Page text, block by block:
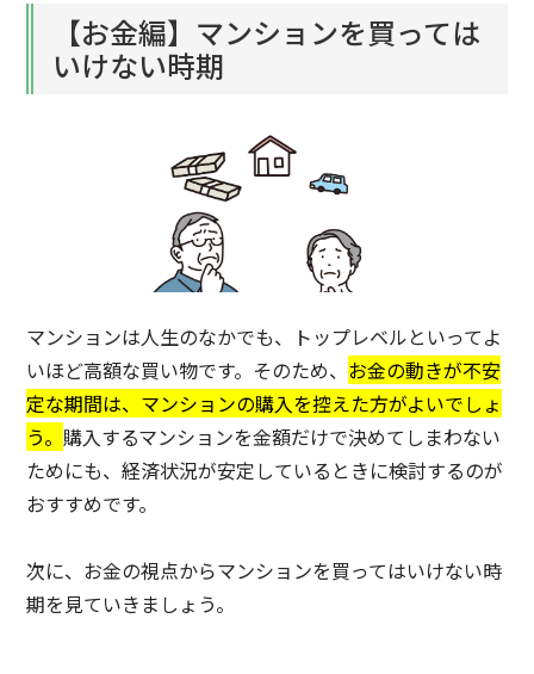
【お金編】マンションを買っては
いけない時期
マンションは人生のなかでも、トップレベルといってよ
いほど高額な買い物です。そのため、 お金の動きが不安
定な期間は、マンションの購入を控えた方がよいでしょ
う。購入するマンションを金額だけで決めてしまわない
ためにも、経済状況が安定しているときに検討するのが
おすすめです。
次に、お金の視点からマンションを買ってはいけない時
期を見ていきましょう。